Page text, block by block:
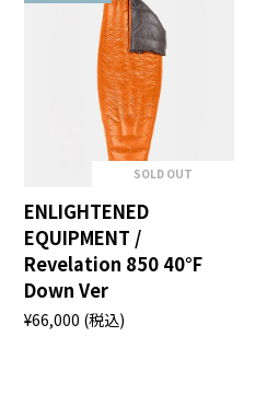
SOLD OUT
ENLIGHTENED
EQUIPMENT /
Revelation 850 40°F
Down Ver
¥66,000 (税込)